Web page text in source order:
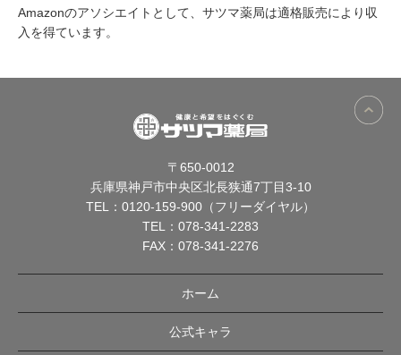
Amazonのアソシエイトとして、サツマ薬局は適格販売により収
入を得ています。
〒650-0012
兵庫県神戸市中央区北長狭通7丁目3-10
TEL： 0120-159-900（フリーダイヤル）
TEL： 078-341-2283
FAX：078-341-2276
ホーム
公式キャラ